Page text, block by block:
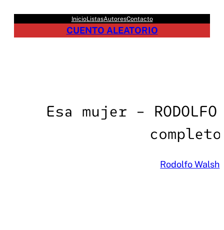
contenido
InicioListasAutoresContacto
CUENTO ALEATORIO
Esa mujer –
Rodolfo Walsh